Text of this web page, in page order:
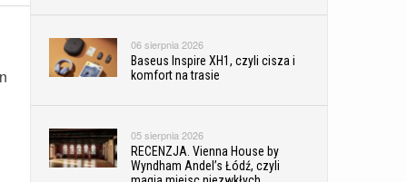
06 sierpnia 2026
Baseus Inspire XH1, czyli cisza i
komfort na trasie
05 sierpnia 2026
RECENZJA. Vienna House by
Wyndham Andel’s Łódź, czyli